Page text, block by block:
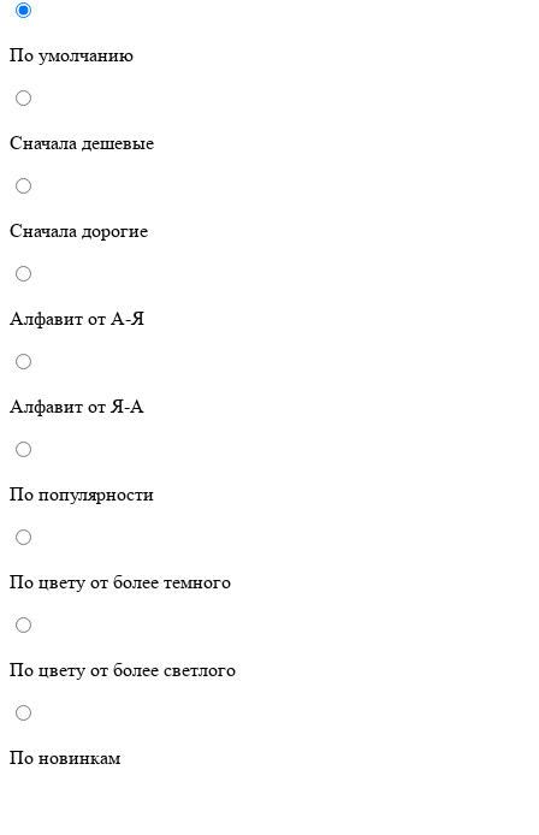
По умолчанию
Сначала дешевые
Сначала дорогие
Алфавит от А-Я
Алфавит от Я-А
По популярности
По цвету от более темного
По цвету от более светлого
По новинкам